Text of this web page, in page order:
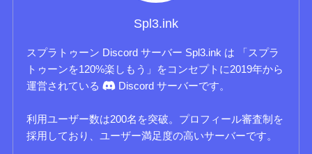
Spl3.ink
スプラトゥーン Discord サーバー Spl3.ink は 「スプラ
トゥーンを120%楽しもう」をコンセプトに2019年から
運営されている
Discord サーバーです。
利用ユーザー数は200名を突破。プロフィール審査制を
採用しており、ユーザー満足度の高いサーバーです。